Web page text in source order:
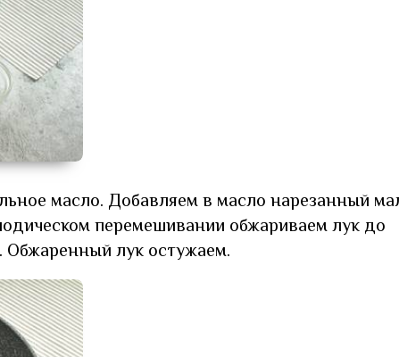
масло. Добавляем в масло нарезанный
перемешивании обжариваем лук до
Обжаренный лук остужаем.